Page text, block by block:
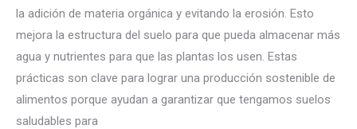
la adición de materia orgánica y evitando la erosión. Esto
mejora la estructura del suelo para que pueda almacenar más
agua y nutrientes para que las plantas los usen. Estas
prácticas son clave para lograr una producción sostenible de
alimentos porque ayudan a garantizar que tengamos suelos
saludables para